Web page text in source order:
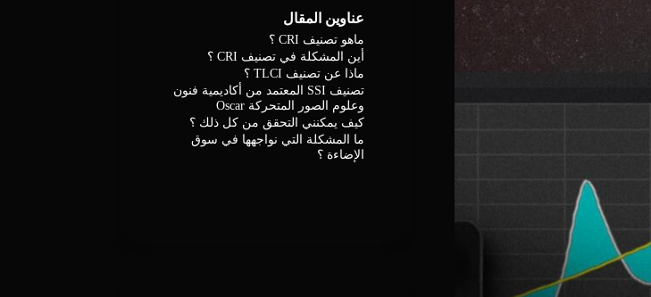
عناوين المقال
ماهو تصنيف CRI ؟
أين المشكلة في تصنيف CRI ؟
ماذا عن تصنيف TLCI ؟
تصنيف SSI المعتمد من أكاديمية فنون
وعلوم الصور المتحركة Oscar
كيف يمكنني التحقق من كل ذلك ؟
ما المشكلة التي نواجهها في سوق
الإضاءة ؟